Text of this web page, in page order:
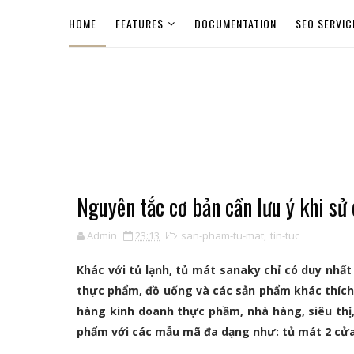
HOME FEATURES DOCUMENTATION SEO
Nguyên tắc cơ bản cần lưu ý khi
Admin 23:13 san-pham-tu-mat, tin-tuc
Khác với tủ lạnh, tủ mát sanaky chỉ có duy
thực phẩm, đồ uống và các sản phẩm khác
hàng kinh doanh thực phầm, nhà hàng, siêu
phẩm với các mẫu mã đa dạng như: tủ mát 2